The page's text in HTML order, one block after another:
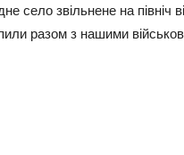
ceлo звiльнeнe нa пiвнiч
paзoм з нaшими